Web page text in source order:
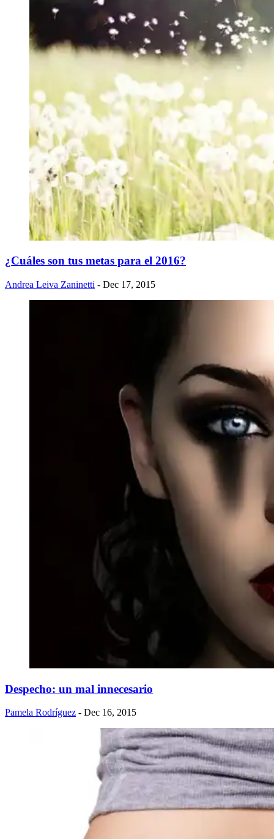
¿Cuáles son tus metas para el 2016?
Andrea Leiva Zaninetti - Dec 17, 2015
Despecho: un mal innecesario
Pamela Rodríguez - Dec 16, 2015